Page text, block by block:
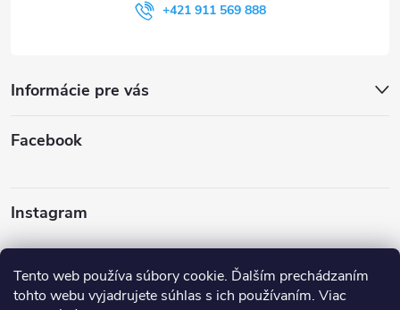
Tento web používa súbory cookie. Ďalším prechádzaním
tohto webu vyjadrujete súhlas s ich používaním. Viac
+421 911 569 888
Informácie pre vás
Facebook
Instagram
Sledovať na Instagrame